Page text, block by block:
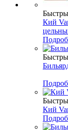
Кий
Кий